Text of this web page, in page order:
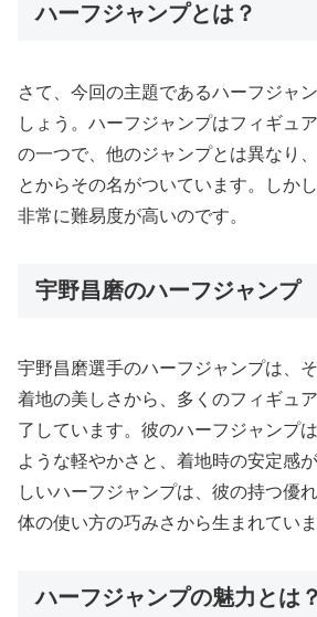
ハーフジャンプとは？
さて、今回の主題であるハーフジャ
しょう。ハーフジャンプはフィギュ
の一つで、他のジャンプとは異なり
とからその名がついています。しか
非常に難易度が高いのです。
宇野昌磨のハーフジャンプ
宇野昌磨選手のハーフジャンプは、
着地の美しさから、多くのフィギュ
了しています。彼のハーフジャンプ
ような軽やかさと、着地時の安定感
しいハーフジャンプは、彼の持つ優
体の使い方の巧みさから生まれていま
ハーフジャンプの魅力とは？